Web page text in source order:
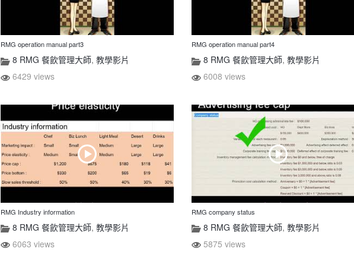
RMG operation manual part3
8 RMG 餐飲管理大師,教學影片
6429 views
RMG operation manual part4
8 RMG 餐飲管理大師,教學影片
6008 views
RMG Industry information
8 RMG 餐飲管理大師,教學影片
6063 views
RMG company status
8 RMG 餐飲管理大師,教學影片
5875 views